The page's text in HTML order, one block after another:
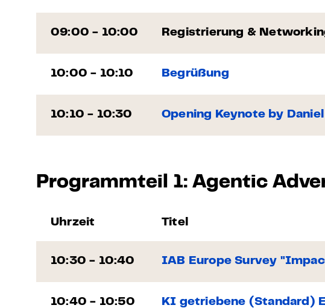
09:00 - 10:00 Registrierung &
10:00 - 10:10 Begrüßung
10:10 - 10:30 Opening Keynote by
Programmteil 1: Agentic
Uhrzeit Titel
10:30 - 10:40 IAB Europe Survey
10:40 - 10:50 KI getriebene (Standard)